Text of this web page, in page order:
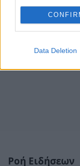
Data Deletion
Ροή Ειδήσεων